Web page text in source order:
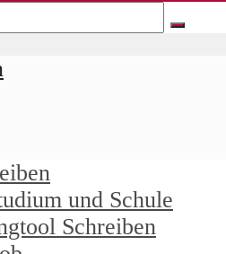
und Schule
Schreiben